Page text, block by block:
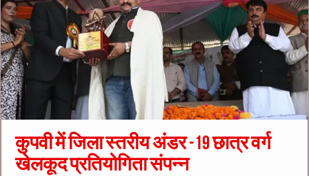
कुपवी में जिला स्तरीय अंडर -19 छात्र वर्ग
खेलकूद प्रतियोगिता संपन्न